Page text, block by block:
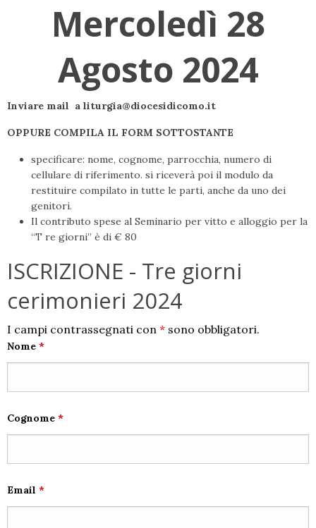
Mercoledì 28
Agosto 2024
Inviare mail a liturgia@diocesidicomo.it
OPPURE COMPILA IL FORM SOTTOSTANTE
specificare: nome, cognome, parrocchia, numero di
cellulare di riferimento. si riceverà poi il modulo da
restituire compilato in tutte le parti, anche da uno dei
genitori.
Il contributo spese al Seminario per vitto e alloggio per la
“T re giorni” è di € 80
ISCRIZIONE - Tre giorni
cerimonieri 2024
I campi contrassegnati con * sono obbligatori.
Nome *
Cognome *
Email *